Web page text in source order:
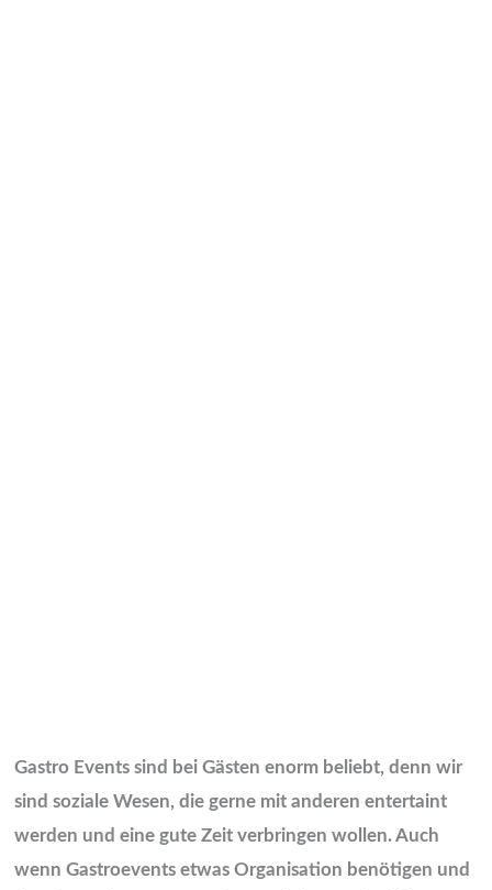
Gastro Events sind bei Gästen enorm beliebt, denn wir
sind soziale Wesen, die gerne mit anderen entertaint
werden und eine gute Zeit verbringen wollen. Auch
wenn Gastroevents etwas Organisation benötigen und